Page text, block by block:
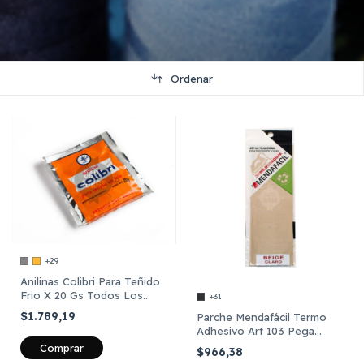
Ordenar
+29
Anilinas Colibri Para Teñido
Frio X 20 Gs Todos Los
Colores
$1.789,19
Comprar
+31
Parche Mendafácil Termo
Adhesivo Art 103 Pega
C/plancha Unid
$966,38